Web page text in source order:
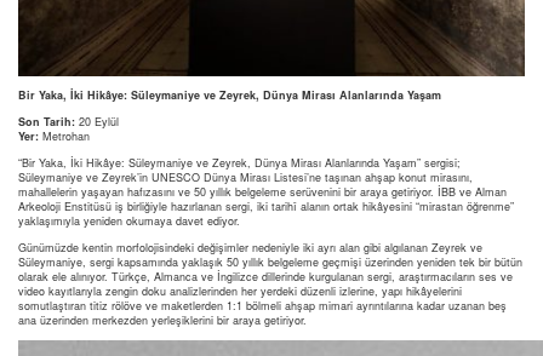
Bir Yaka, İki Hikâye: Süleymaniye ve Zeyrek, Dünya Mirası Alanlarında Yaşam
Son Tarih: 20 Eylül
Yer: Metrohan
“Bir Yaka, İki Hikâye: Süleymaniye ve Zeyrek, Dünya Mirası Alanlarında Yaşam” sergisi;
Süleymaniye ve Zeyrek’in UNESCO Dünya Mirası Listesi’ne taşınan ahşap konut mirasını,
mahallelerin yaşayan hafızasını ve 50 yıllık belgeleme serüvenini bir araya getiriyor. İBB ve Alman
Arkeoloji Enstitüsü iş birliğiyle hazırlanan sergi, iki tarihî alanın ortak hikâyesini “mirastan öğrenme”
yaklaşımıyla yeniden okumaya davet ediyor.
Günümüzde kentin morfolojisindeki değişimler nedeniyle iki ayrı alan gibi algılanan Zeyrek ve
Süleymaniye, sergi kapsamında yaklaşık 50 yıllık belgeleme geçmişi üzerinden yeniden tek bir bütün
olarak ele alınıyor. Türkçe, Almanca ve İngilizce dillerinde kurgulanan sergi, araştırmacıların ses ve
video kayıtlarıyla zengin doku analizlerinden her yerdeki düzenli izlerine, yapı hikâyelerini
somutlaştıran titiz rölöve ve maketlerden 1:1 bölmeli ahşap mimari ayrıntılarına kadar uzanan beş
ana üzerinden merkezden yerleşiklerini bir araya getiriyor.